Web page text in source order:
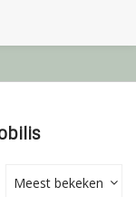
Meest bekeken